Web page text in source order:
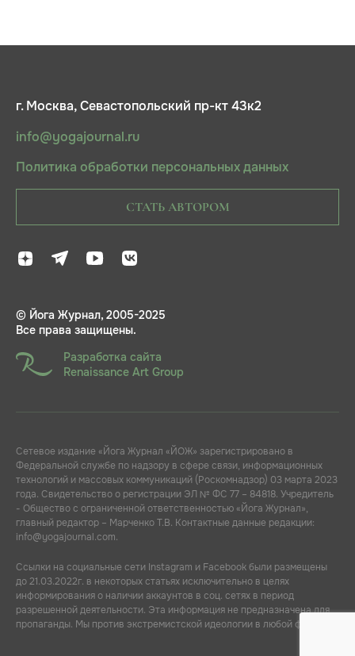
г. Москва, Севастопольский пр-кт 43к2
info@yogajournal.ru
Политика обработки персональных данных
СТАТЬ АВТОРОМ
© Йога Журнал, 2005-2025
Все права защищены.
Разработка сайта
Renaissance Art Group
Сетевое издание «Йога Журнал «ЙОЖ» зарегистрировано в
Федеральной службе по надзору в сфере связи, информационных
технологий и массовых коммуникаций (Роскомнадзор) 03 марта 2023
года. Свидетельство о регистрации ЭЛ № ФС 77 – 84818. Учредитель
- Общество с ограниченной ответственностью «Йога Журнал»,
главный редактор – Марченко Т.В. Контактные данные редакции:
info@yogajournal.com.
Ссылки на социальные сети Instagram и Facebook были размещены
до 21.03.2022г. в некоторых статьях исключительно в целях
информирования о наличии аккаунтов в соц. сетях в период
разрешенной деятельности. Эта информация не предназначена для
пропаганды. Мы против экстремистской идеологии в любой форме.